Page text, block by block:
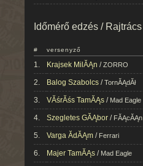
Időmérő edzés / Rajtrács
# versenyző
1. Krajsek MilĂĄn /ZORRO
2. Balog Szabolcs /TornĂĄdĂł
3. VĂśrĂśs TamĂĄs / Mad Eagle
4. Szegletes GĂĄbor / FĂĄcĂĄn
5. Varga ĂdĂĄm / Ferrari
6. Majer TamĂĄs / Mad Eagle